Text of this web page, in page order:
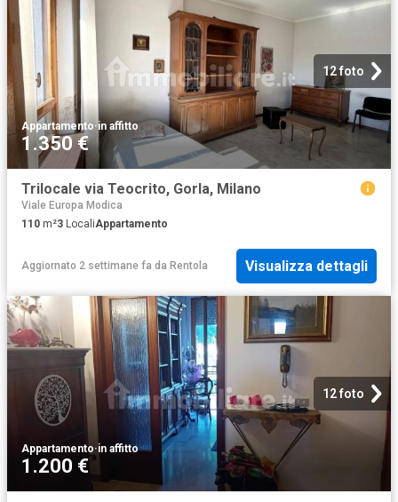
12 foto
Appartamento·in affitto
1.350 €
Trilocale via Teocrito, Gorla, Milano
Viale Europa Modica
110 m²3 LocaliAppartamento
Aggiornato 2 settimane fa da Rentola Visualizza dettagli
12 foto
Appartamento·in affitto
1.200 €